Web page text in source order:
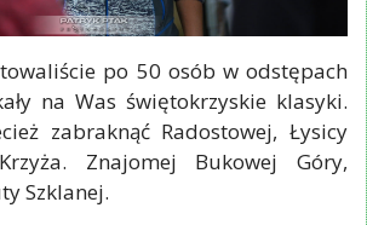
po 50 osób w odstępach
na Was świętokrzyskie klasyki.
zabraknąć Radostowej, Łysicy
Znajomej Bukowej Góry,
Szklanej.